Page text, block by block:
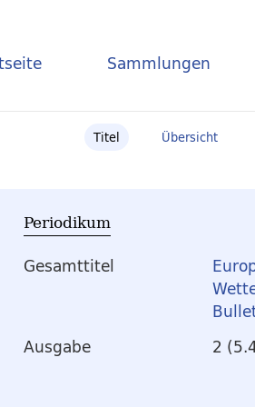
Sammlungen
Titel Übersicht
Periodikum
Gesamttitel
Ausgabe
2